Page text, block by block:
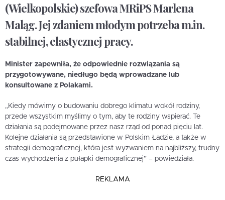
(Wielkopolskie) szefowa MRiPS Marlena
Maląg. Jej zdaniem młodym potrzeba m.in.
stabilnej, elastycznej pracy.
Minister zapewniła, że odpowiednie rozwiązania są
przygotowywane, niedługo będą wprowadzane lub
konsultowane z Polakami.
„Kiedy mówimy o budowaniu dobrego klimatu wokół rodziny,
przede wszystkim myślimy o tym, aby te rodziny wspierać. Te
działania są podejmowane przez nasz rząd od ponad pięciu lat.
Kolejne działania są przedstawione w Polskim Ładzie, a także w
strategii demograficznej, która jest wyzwaniem na najbliższy, trudny
czas wychodzenia z pułapki demograficznej” – powiedziała.
REKLAMA